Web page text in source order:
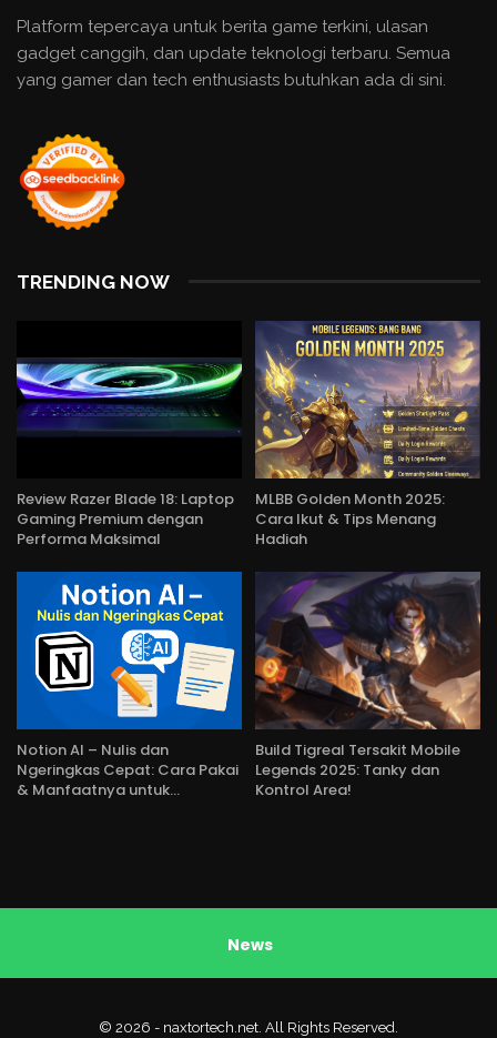
Platform tepercaya untuk berita game terkini, ulasan
gadget canggih, dan update teknologi terbaru. Semua
yang gamer dan tech enthusiasts butuhkan ada di sini.
TRENDING NOW
Review Razer Blade 18: Laptop
Gaming Premium dengan
Performa Maksimal
MLBB Golden Month 2025:
Cara Ikut & Tips Menang
Hadiah
Notion AI – Nulis dan
Ngeringkas Cepat: Cara Pakai
& Manfaatnya untuk…
Build Tigreal Tersakit Mobile
Legends 2025: Tanky dan
Kontrol Area!
News
© 2026 - naxtortech.net. All Rights Reserved.